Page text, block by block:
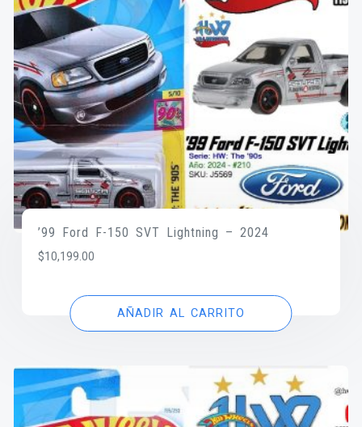
’99 Ford F-150 SVT Lightning – 2024
$10,199.00
AÑADIR AL CARRITO